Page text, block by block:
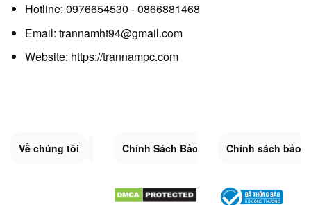
Hotline: 0976654530 - 0866881468
Email: trannamht94@gmail.com
Website: https://trannampc.com
Về chúng tôi Liên Hệ Quy Định Chung Sitemap.XML
Chính Sách Bảo Mật Đổi trả và hoàn
Chính sách bảo